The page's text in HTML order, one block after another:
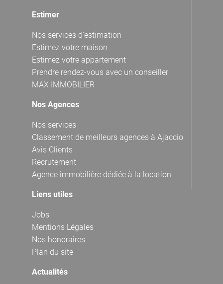
Estimer
Nos services d'estimation
Estimez votre maison
Estimez votre appartement
Prendre rendez-vous avec un conseiller
MAX IMMOBILIER
Nos Agences
Nos services
Classement de meilleurs agences à Ajaccio
Avis Clients
Recrutement
Agence immobilière dédiée à la location
Liens utiles
Jobs
Mentions Légales
Nos honoraires
Plan du site
Actualités